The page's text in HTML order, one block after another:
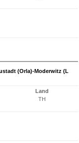
(Orla)-Moderwitz (L
Land
TH